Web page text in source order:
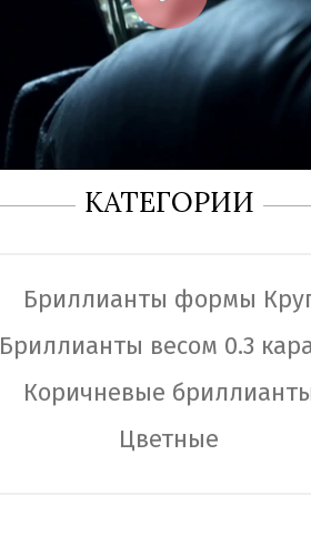
КАТЕГОРИИ
Бриллианты формы
Бриллианты весом 0.3
Коричневые
Цветные